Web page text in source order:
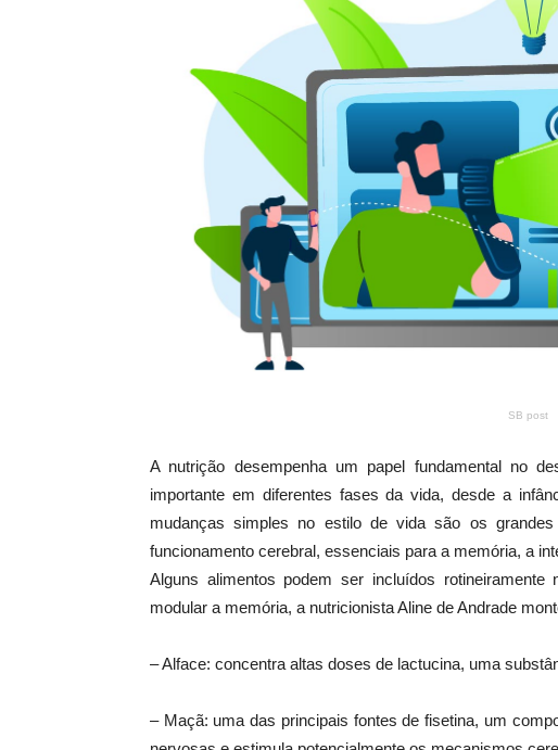
SB post
A nutrição desempenha um papel fundamental no
importante em diferentes fases da vida, desde a
mudanças simples no estilo de vida são os
funcionamento cerebral, essenciais para a memória, a
Alguns alimentos podem ser incluídos rotineiramente
modular a memória, a nutricionista Aline de Andrade
– Alface: concentra altas doses de lactucina, uma
– Maçã: uma das principais fontes de fisetina, um